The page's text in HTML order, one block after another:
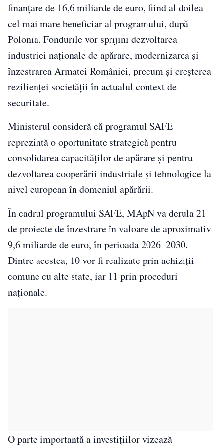
finanțare de 16,6 miliarde de euro, fiind al doilea
cel mai mare beneficiar al programului, după
Polonia. Fondurile vor sprijini dezvoltarea
industriei naționale de apărare, modernizarea și
înzestrarea Armatei României, precum și creșterea
rezilienței societății în actualul context de
securitate.
Ministerul consideră că programul SAFE
reprezintă o oportunitate strategică pentru
consolidarea capacităților de apărare și pentru
dezvoltarea cooperării industriale și tehnologice la
nivel european în domeniul apărării.
În cadrul programului SAFE, MApN va derula 21
de proiecte de înzestrare în valoare de aproximativ
9,6 miliarde de euro, în perioada 2026–2030.
Dintre acestea, 10 vor fi realizate prin achiziții
comune cu alte state, iar 11 prin proceduri
naționale.
O parte importantă a investițiilor vizează